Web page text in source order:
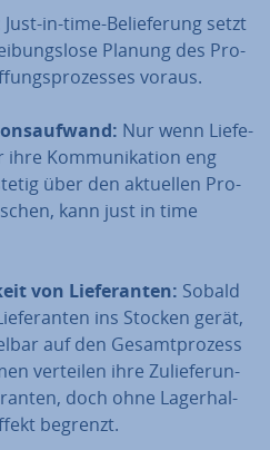
Just-in-time-Be­lie­fe­rung setzt
Planung des Pro­
voraus.
Nur wenn Lie­fe­
ihre Kom­mu­ni­ka­ti­on eng
über den aktuellen Pro­
kann just in time
von Lie­fe­ran­ten: Sobald
ins Stocken gerät,
auf den Ge­samt­pro­zess
verteilen ihre Zu­lie­fe­run­
doch ohne La­ger­hal­
begrenzt.